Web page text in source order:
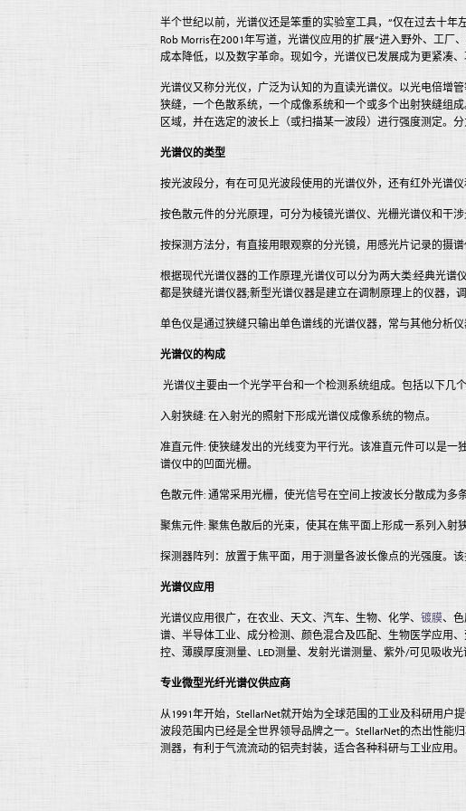
半个世纪以前，光谱仪还是笨重的实验室工具，“仅在过去十
Rob Morris在2001年写道，光谱仪应用的扩展“进入野外、工
成本降低，以及数字革命。现如今，光谱仪已发展成为更紧凑
光谱仪又称分光仪，广泛为认知的为直读光谱仪。以光电倍增
狭缝，一个色散系统，一个成像系统和一个或多个出射狭缝组
区域，并在选定的波长上（或扫描某一波段）进行强度测定。分
光谱仪的类型
按光波段分，有在可见光波段使用的光谱仪外，还有红外光谱仪
按色散元件的分光原理，可分为棱镜光谱仪、光栅光谱仪和干涉
按探测方法分，有直接用眼观察的分光镜，用感光片记录的摄
根据现代光谱仪器的工作原理,光谱仪可以分为两大类:经典光谱
都是狭缝光谱仪器;新型光谱仪器是建立在调制原理上的仪器，
单色仪是通过狭缝只输出单色谱线的光谱仪器，常与其他分析仪
光谱仪的构成
光谱仪主要由一个光学平台和一个检测系统组成。包括以下几个
入射狭缝: 在入射光的照射下形成光谱仪成像系统的物点。
准直元件: 使狭缝发出的光线变为平行光。该准直元件可以是
谱仪中的凹面光栅。
色散元件: 通常采用光栅，使光信号在空间上按波长分散成为多条
聚焦元件: 聚焦色散后的光束，使其在焦平面上形成一系列入射
探测器阵列：放置于焦平面，用于测量各波长像点的光强度。
光谱仪应用
光谱仪应用很广，在农业、天文、汽车、生物、化学、 镀膜、
谱、半导体工业、成分检测、颜色混合及匹配、生物医学应用
控、薄膜厚度测量、LED测量、发射光谱测量、紫外/可见吸收
专业微型光纤光谱仪供应商
从1991年开始，StellarNet就开始为全球范围的工业及科研用户
波段范围内已经是全世界领导品牌之一。StellarNet的杰出性能
测器，有利于气流流动的铝壳封装，适合各种科研与工业应用。